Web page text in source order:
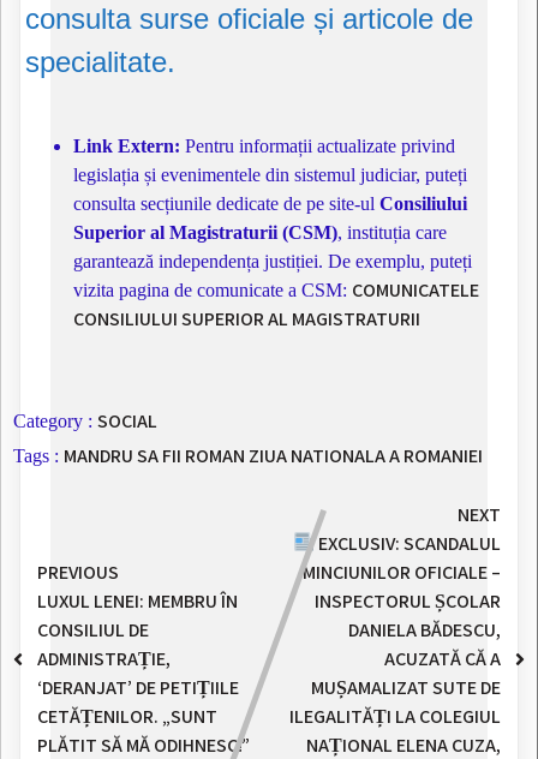
consulta surse oficiale și articole de
specialitate.
Link Extern: Pentru informații actualizate privind
legislația și evenimentele din sistemul judiciar, puteți
consulta secțiunile dedicate de pe site-ul Consiliului
Superior al Magistraturii (CSM), instituția care
garantează independența justiției. De exemplu, puteți
vizita pagina de comunicate a CSM: COMUNICATELE
CONSILIULUI SUPERIOR AL MAGISTRATURII
Category : SOCIAL
Tags : MANDRU SA FII ROMAN ZIUA NATIONALA A ROMANIEI
PREVIOUS
LUXUL LENEI: MEMBRU ÎN
CONSILIUL DE
ADMINISTRAȚIE,
‘DERANJAT’ DE PETIȚIILE
CETĂȚENILOR. „SUNT
PLĂTIT SĂ MĂ ODIHNESC!”
NEXT
EXCLUSIV: SCANDALUL
MINCIUNILOR OFICIALE –
INSPECTORUL ȘCOLAR
DANIELA BĂDESCU,
ACUZATĂ CĂ A
MUȘAMALIZAT SUTE DE
ILEGALITĂȚI LA COLEGIUL
NAȚIONAL ELENA CUZA,